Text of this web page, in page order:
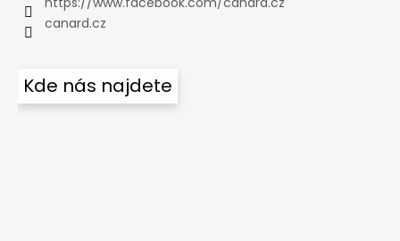
canard.cz
Kde nás najdete